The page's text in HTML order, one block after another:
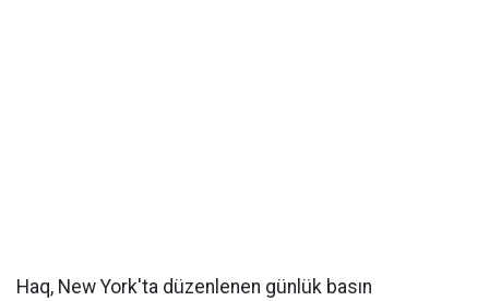
Haq, New York'ta düzenlenen günlük basın